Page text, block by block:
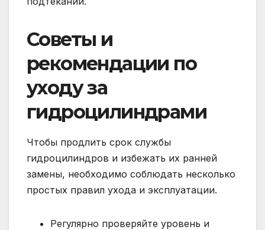
Советы и
рекомендации по
уходу за
гидроцилиндрами
Чтобы продлить срок службы
гидроцилиндров и избежать их ранней
замены, необходимо соблюдать несколько
простых правил ухода и эксплуатации.
Регулярно проверяйте уровень и